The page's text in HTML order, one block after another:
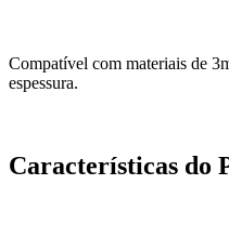
Compatível com materiais de
espessura.
Características do